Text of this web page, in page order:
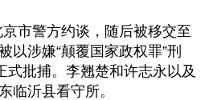
市警方约谈，随后被移交至
以涉嫌“颠覆国家政权罪”刑
式批捕。李翘楚和许志永以及
临沂县看守所。